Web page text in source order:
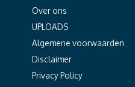
Over ons
UPLOADS
Algemene voorwaarden
Disclaimer
Privacy Policy